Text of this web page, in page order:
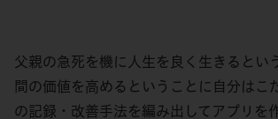
父親の急死を機に人生を良く生きるとい
間の価値を高めるということに自分はこ
の記録・改善手法を編み出してアプリを